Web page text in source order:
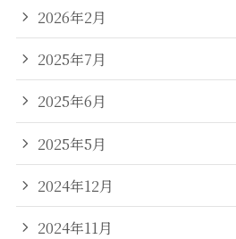
2026年2月
2025年7月
2025年6月
2025年5月
2024年12月
2024年11月